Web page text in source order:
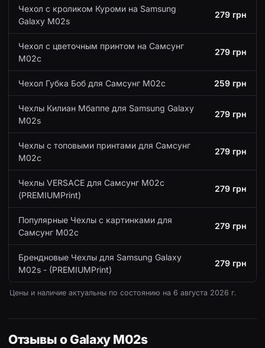
Чехол с кроликом Куроми на Samsung
Galaxy M02s
279 грн
Чехол с цветочным принтом на Самсунг
М02с
279 грн
Чехол Губка Боб для Самсунг М02с 259 грн
Чехлы Килиан Мбаппе для Samsung Galaxy
M02s
279 грн
Чехлы с топовыми принтами для Самсунг
М02с
279 грн
Чехлы VERSACE для Самсунг М02с
(PREMIUMPrint)
279 грн
Популярные Чехлы с картинками для
Самсунг М02с
279 грн
Брендновые Чехлы для Samsung Galaxy
M02s - (PREMIUMPrint)
279 грн
Цены и наличие актуальны по состоянию на 6 августа 2026 г.
Отзывы о Galaxy M02s